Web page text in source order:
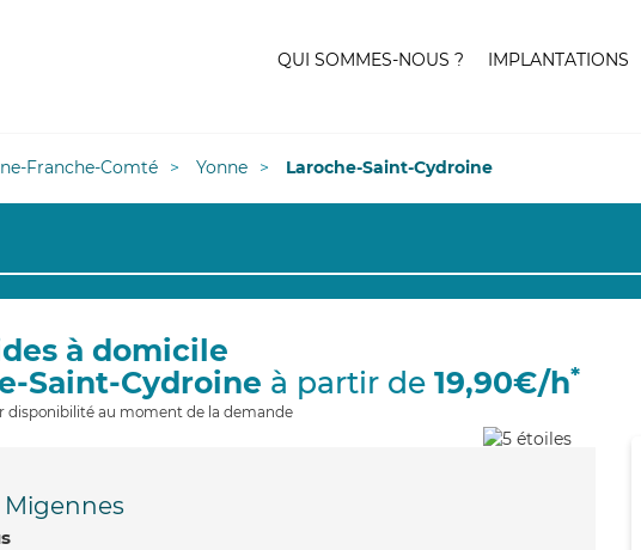
QUI SOMMES-NOUS ? IMPLANTATIONS
Franche-Comté Yonne Laroche-Saint-Cydroine
à domicile
Saint-Cydroine à partir de 19,90€/h*
disponibilité au moment de la demande
Migennes